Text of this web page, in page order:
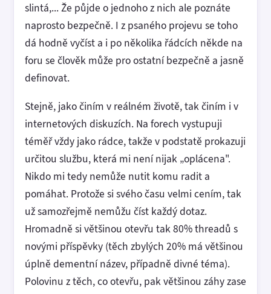
slintá,... Že půjde o jednoho z nich ale poznáte
naprosto bezpečně. I z psaného projevu se toho
dá hodně vyčíst a i po několika řádcích někde na
foru se člověk může pro ostatní bezpečně a jasně
definovat.
Stejně, jako činím v reálném životě, tak činím i v
internetových diskuzích. Na forech vystupuji
téměř vždy jako rádce, takže v podstatě prokazuji
určitou službu, která mi není nijak „oplácena".
Nikdo mi tedy nemůže nutit komu radit a
pomáhat. Protože si svého času velmi cením, tak
už samozřejmě nemůžu číst každý dotaz.
Hromadně si většinou otevřu tak 80% threadů s
novými příspěvky (těch zbylých 20% má většinou
úplně dementní název, případně divné téma).
Polovinu z těch, co otevřu, pak většinou záhy zase